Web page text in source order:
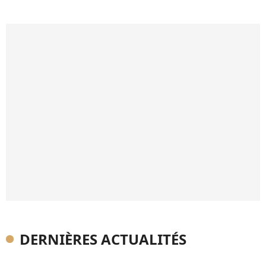
DERNIÈRES ACTUALITÉS